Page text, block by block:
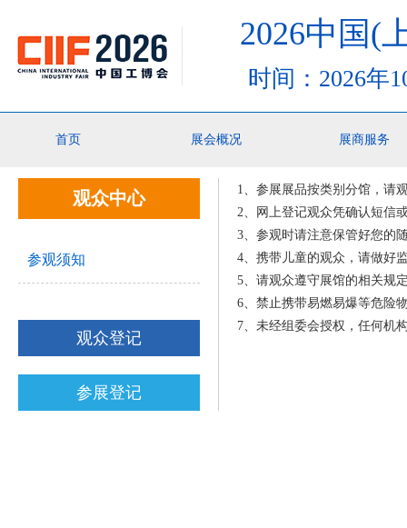
2026中国(
时间：2026年
首页 展会概况 展商服务
你的位置：首页 >观众中心>参观须知
观众中心
参观须知
观众登记
参展登记
1、参展展品按类别分馆，请
2、网上登记观众凭确认短信
3、参观时请注意保管好您的
4、携带儿童的观众，请做好
5、请观众遵守展馆的相关规
6、禁止携带易燃易爆等危险
7、未经组委会授权，任何机